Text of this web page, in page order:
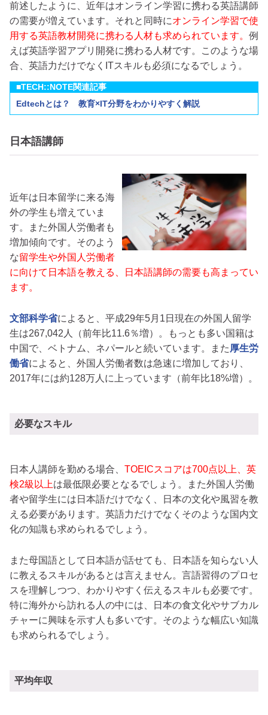
前述したように、近年はオンライン学習に携わる英語講師
の需要が増えています。それと同時にオンライン学習で使
用する英語教材開発に携わる人材も求められています。 例
えば英語学習アプリ開発に携わる人材です。このような場
合、英語力だけでなくITスキルも必須になるでしょう。
■TECH::NOTE関連記事
Edtechとは？ 教育×IT分野をわかりやすく解説
日本語講師
近年は日本留学に来る海
外の学生も増えていま
す。また外国人労働者も
増加傾向です。そのよう
な留学生や外国人労働者
に向けて日本語を教える、日本語講師の需要も高まってい
ます。
文部科学省によると、平成29年5月1日現在の外国人留学
生は267,042人（前年比11.6％増）。もっとも多い国籍は
中国で、ベトナム、ネパールと続いています。また厚生労
働省によると、外国人労働者数は急速に増加しており、
2017年には約128万人に上っています（前年比18%増）。
必要なスキル
日本人講師を勤める場合、 TOEICスコアは700点以上、英
検2級以上は最低限必要となるでしょう。また外国人労働
者や留学生には日本語だけでなく、日本の文化や風習を教
える必要があります。英語力だけでなくそのような国内文
化の知識も求められるでしょう。
また母国語として日本語が話せても、日本語を知らない人
に教えるスキルがあるとは言えません。言語習得のプロセ
スを理解しつつ、わかりやすく伝えるスキルも必要です。
特に海外から訪れる人の中には、日本の食文化やサブカル
チャーに興味を示す人も多いです。そのような幅広い知識
も求められるでしょう。
平均年収